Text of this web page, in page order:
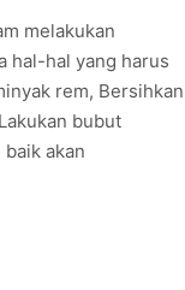
melakukan
hal-hal yang harus
rem, Bersihkan
bubut
akan